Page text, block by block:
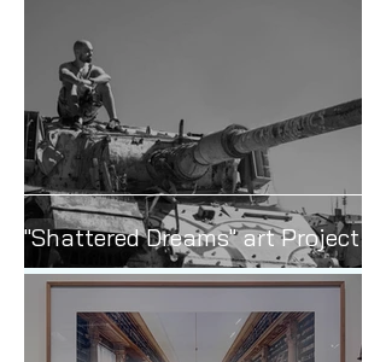
"Shattered Dreams" art Project